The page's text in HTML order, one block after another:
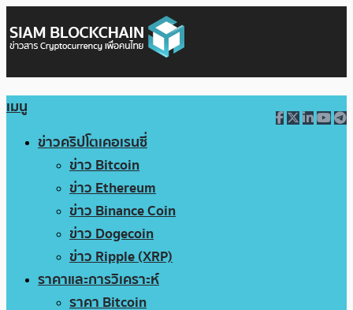
เมนู
ข่าวคริปโตเคอเรนซี่
ข่าว Bitcoin
ข่าว Ethereum
ข่าว Binance Coin
ข่าว Dogecoin
ข่าว Ripple (XRP)
ราคาและการวิเคราะห์
ราคา Bitcoin